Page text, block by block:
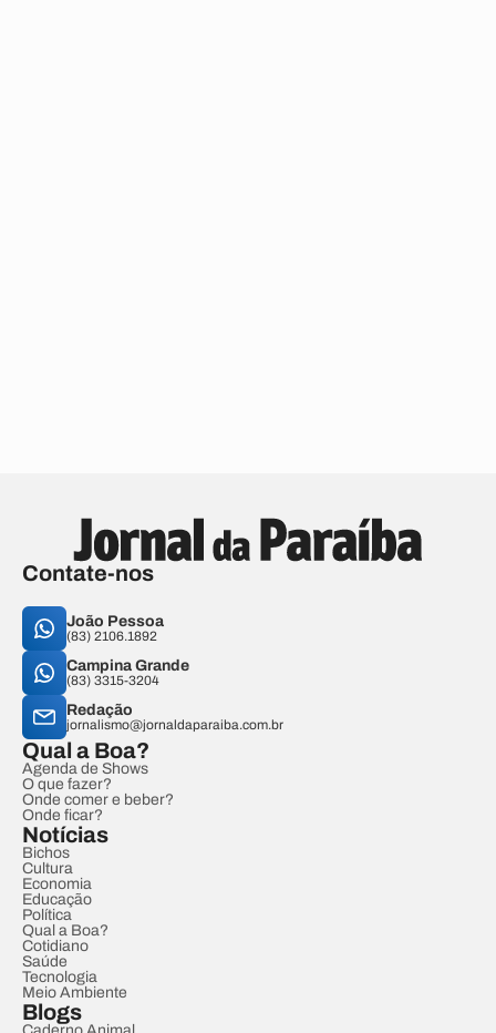
Contate-nos
João Pessoa
(83) 2106.1892
Campina Grande
(83) 3315-3204
Redação
jornalismo@jornaldaparaiba.com.br
Qual a Boa?
Agenda de Shows
O que fazer?
Onde comer e beber?
Onde ficar?
Notícias
Bichos
Cultura
Economia
Educação
Política
Qual a Boa?
Cotidiano
Saúde
Tecnologia
Meio Ambiente
Blogs